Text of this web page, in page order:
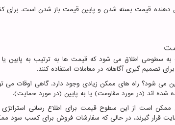
دهنده قیمت بسته شدن و پایین قیمت باز شدن است. برای
سطوحی اطلاق می شود که قیمت ها به ترتیب به پایین
تصمیم گیری آگاهانه در معاملات استفاده کنند.
می شود؟ راه های ممکن زیادی وجود دارد. گاهی اوقات می
شده اند (در مورد مقاومت) یا به پایین (در مورد حمایت).
ممکن است از این سطوح قیمت برای اطلاع رسانی استراتژی
گیرند، در حالی که سفارشات فروش برای کسب سود ممکن